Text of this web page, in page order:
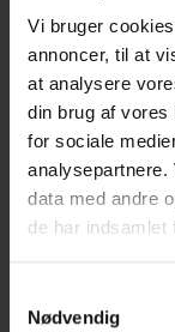
Vi bruger
annoncer, til at
at analysere
din brug af vores
for sociale
analysepartnere.
data med andre
de har indsamlet
Nødvendig
Minigolf